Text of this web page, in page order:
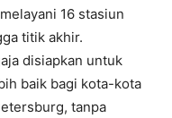
16 stasiun
titik akhir.
disiapkan untuk
baik bagi kota-kota
tanpa